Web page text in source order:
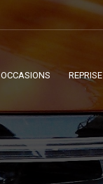
OCCASIONS REPRISE